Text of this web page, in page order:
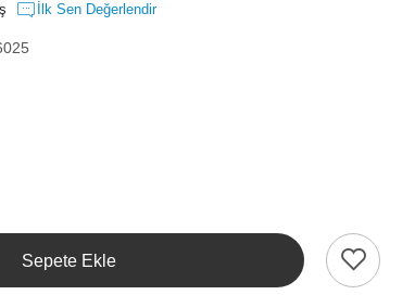
İlk Sen Değerlendir
Sepete Ekle